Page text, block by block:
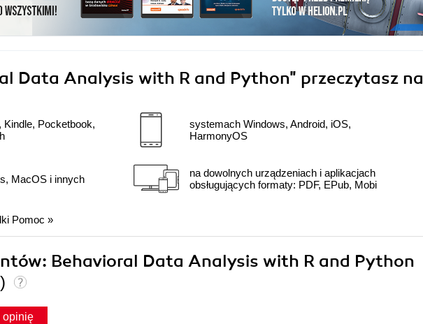
Data Analysis with R and Python" przeczytasz
Pocketbook,
MacOS i innych
systemach Windows, Android, iOS,
HarmonyOS
na dowolnych urządzeniach i aplikacjach
obsługujących formaty: PDF, EPub, Mobi
Pomoc »
Behavioral Data Analysis with R and Python
opinię